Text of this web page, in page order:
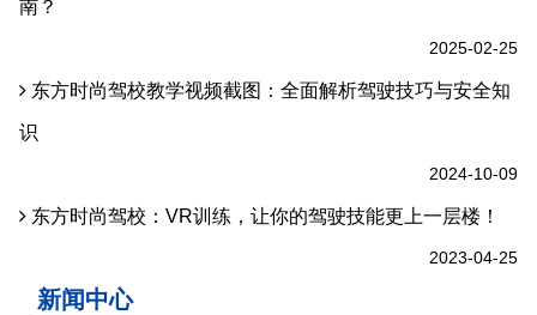
南？
2025-02-25
东方时尚驾校教学视频截图：全面解析驾驶技巧与安全知
识
2024-10-09
东方时尚驾校：VR训练，让你的驾驶技能更上一层楼！
2023-04-25
新闻中心